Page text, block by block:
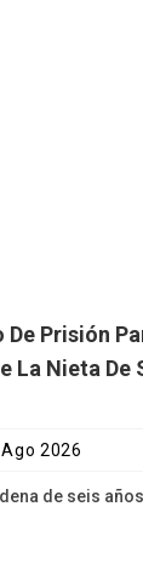
De Prisión
La Nieta De
2026
de seis